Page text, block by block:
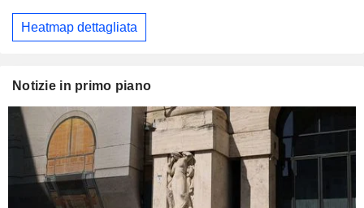
Heatmap dettagliata
Notizie in primo piano